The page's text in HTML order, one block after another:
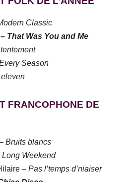
Classic
That Was You and Me
Season
eleven
FRANCOPHONE DE
Bruits blancs
Long Weekend
–Pas l’temps d’niaiser